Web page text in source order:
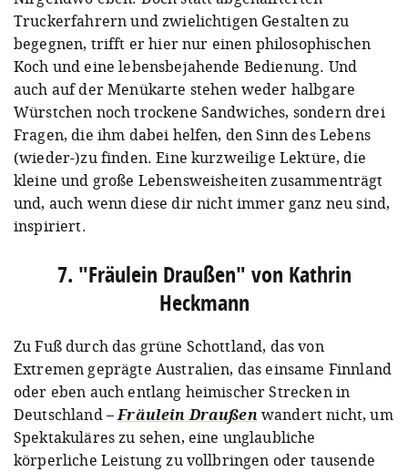
Truckerfahrern und zwielichtigen Gestalten zu
begegnen, trifft er hier nur einen philosophischen
Koch und eine lebensbejahende Bedienung. Und
auch auf der Menükarte stehen weder halbgare
Würstchen noch trockene Sandwiches, sondern drei
Fragen, die ihm dabei helfen, den Sinn des Lebens
(wieder-)zu finden. Eine kurzweilige Lektüre, die
kleine und große Lebensweisheiten zusammenträgt
und, auch wenn diese dir nicht immer ganz neu sind,
inspiriert.
7. "Fräulein Draußen" von Kathrin
Heckmann
Zu Fuß durch das grüne Schottland, das von
Extremen geprägte Australien, das einsame Finnland
oder eben auch entlang heimischer Strecken in
Deutschland –Fräulein Draußenwandert nicht, um
Spektakuläres zu sehen, eine unglaubliche
körperliche Leistung zu vollbringen oder tausende